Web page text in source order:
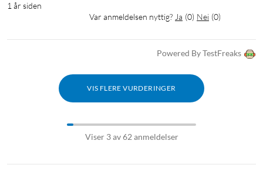
1 år siden
Var anmeldelsen nyttig? Ja (0) Nei (0)
Powered By TestFreaks
VIS FLERE VURDERINGER
Viser 3 av 62 anmeldelser